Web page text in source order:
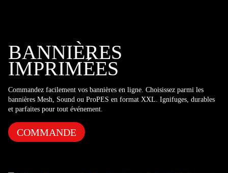
BANNIÈRES
IMPRIMÉES
Commandez facilement vos bannières en ligne. Choisissez parmi les
bannières Mesh, Sound ou ProPES en format XXL. Ignifuges, durables
et parfaites pour tout événement.
COMMANDE